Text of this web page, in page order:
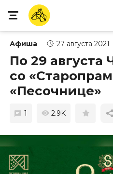
Афиша 27 августа 2021
По 29
со
«Песочнице»
1 2.9K